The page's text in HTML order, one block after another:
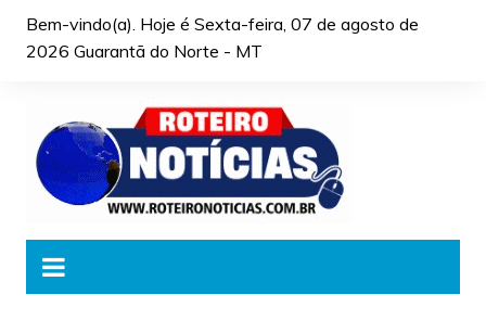
Bem-vindo(a). Hoje é Sexta-feira, 07 de agosto de
2026 Guarantã do Norte - MT